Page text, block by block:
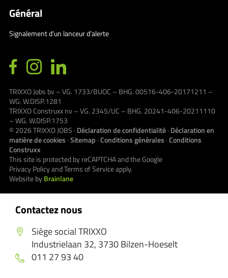
Contactez nous
Siège social TRIXXO
Industrielaan 32, 3730 Bilzen-Hoeselt
011 27 93 40
Général
Signalement d’un lanceur d’alerte
TRIXXO Jobs bv – VG. 1733/BUOC – BHG. 00516-406-20171211 –
WG. W.DISP.1281
TRIXXO Construxx nv – VG. 2345/UC – BHG. 20241-406-20211110
– WG. W.DISP.1753
© 2026TRIXXO JOBS · Déclaration de confidentialité· Déclaration en
matière de cookies ·Sitemap ·Conditions générales ·Conditions
Construxx
This site is protected by reCAPTCHA and the Google
Privacy PolicyandTerms of Serviceapply.
Website byBrainlane